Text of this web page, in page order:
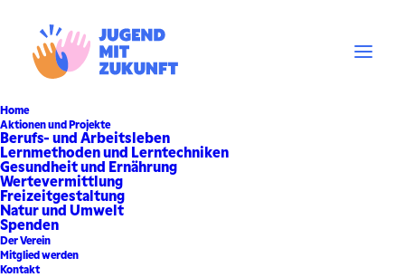
Home
Aktionen und Projekte
Berufs- und Arbeitsleben
Lernmethoden und Lerntechniken
Gesundheit und Ernährung
Wertevermittlung
Freizeitgestaltung
Natur und Umwelt
Spenden
Der Verein
Mitglied werden
Kontakt